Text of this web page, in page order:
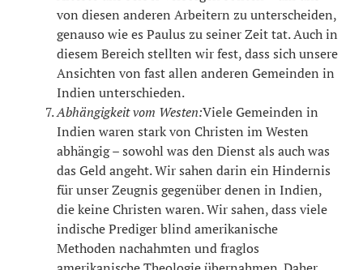
von diesen anderen Arbeitern zu unterscheiden,
genauso wie es Paulus zu seiner Zeit tat. Auch in
diesem Bereich stellten wir fest, dass sich unsere
Ansichten von fast allen anderen Gemeinden in
Indien unterschieden.
Abhängigkeit vom Westen:Viele Gemeinden in
Indien waren stark von Christen im Westen
abhängig – sowohl was den Dienst als auch was
das Geld angeht. Wir sahen darin ein Hindernis
für unser Zeugnis gegenüber denen in Indien,
die keine Christen waren. Wir sahen, dass viele
indische Prediger blind amerikanische
Methoden nachahmten und fraglos